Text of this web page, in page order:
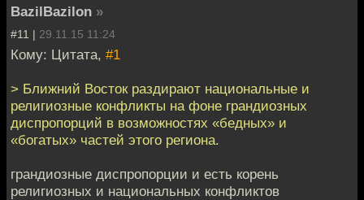
BazilBazilon »
#11 | 29.11.15 11:24
Кому: Цитата, #1
> Ближний Восток раздирают национальные и
религиозные конфликты на фоне грандиозных
диспропорций в возможностях «бедных» и
«богатых» частей этого региона.
грандиозные диспропорции и есть корень
религиозных и национальных конфликтов